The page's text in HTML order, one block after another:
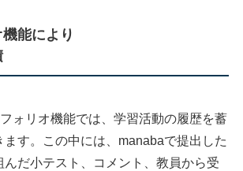
能により
ォリオ機能では、学習活動の履歴を蓄
す。この中には、manabaで提出した
んだ小テスト、コメント、教員から受